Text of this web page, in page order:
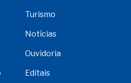
Turismo
Notícias
Ouvidoria
Editais